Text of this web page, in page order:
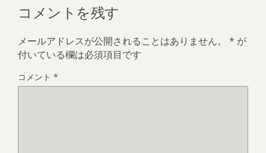
コメントを残す
メールアドレスが公開されることはありません。 * が
付いている欄は必須項目です
コメント *